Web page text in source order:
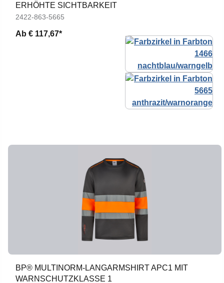
ERHÖHTE SICHTBARKEIT
2422-863-5665
Ab € 117,67*
BP® MULTINORM-LANGARMSHIRT APC1 MIT
WARNSCHUTZKLASSE 1